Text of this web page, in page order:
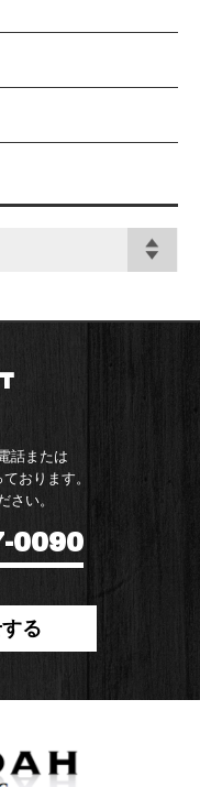
話または
おります。
さい。
0090
る